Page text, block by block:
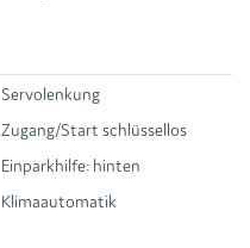
Servolenkung
Zugang/Start schlüssellos
Einparkhilfe: hinten
Klimaautomatik